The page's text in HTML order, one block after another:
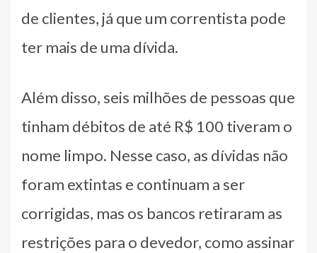
de clientes, já que um correntista pode
ter mais de uma dívida.
Além disso, seis milhões de pessoas que
tinham débitos de até R$ 100 tiveram o
nome limpo. Nesse caso, as dívidas não
foram extintas e continuam a ser
corrigidas, mas os bancos retiraram as
restrições para o devedor, como assinar